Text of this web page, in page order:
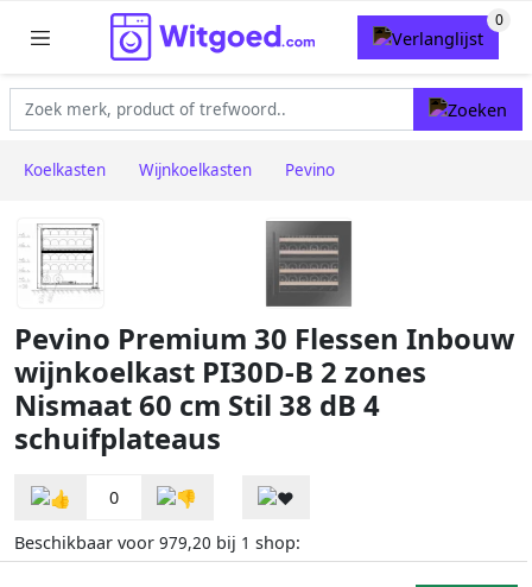
Koelkasten Wijnkoelkasten Pevino
Pevino Premium 30 Flessen Inbouw
wijnkoelkast PI30D-B 2 zones
Nismaat 60 cm Stil 38 dB 4
schuifplateaus
0
Beschikbaar voor 979,20 bij 1 shop: